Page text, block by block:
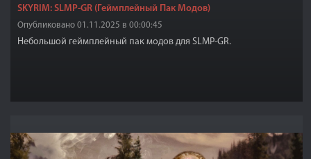
SKYRIM: SLMP-GR (Геймплейный Пак Модов)
Опубликовано 01.11.2025 в 00:00:45
Небольшой геймплейный пак модов для SLMP-GR.